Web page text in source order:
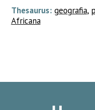
Thesaurus: geografia,
Africana